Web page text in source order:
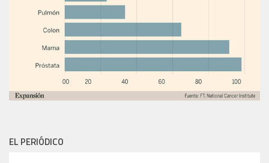
EL PERIÓDICO